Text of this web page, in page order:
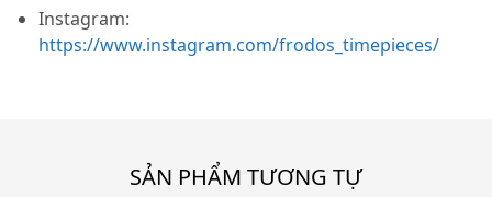
Instagram:
https://www.instagram.com/frodos_timepieces/
SẢN PHẨM TƯƠNG TỰ